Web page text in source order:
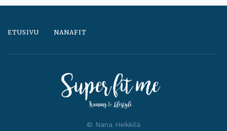
ETUSIVU NANAFIT
© Nana Heikkilä